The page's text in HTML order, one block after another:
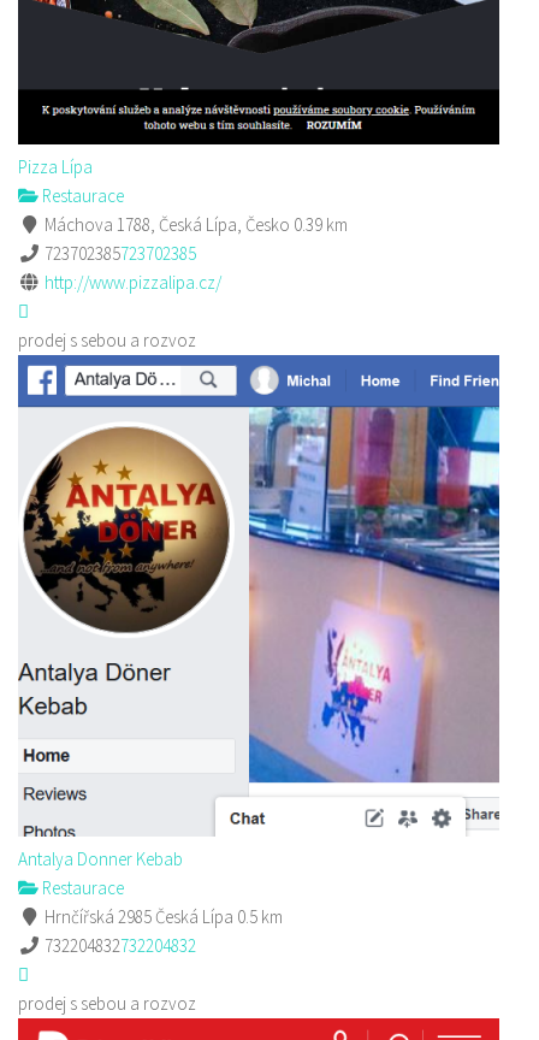
Pizza Lípa
Restaurace
Máchova 1788, Česká Lípa, Česko 0.39 km
723702385723702385
http://www.pizzalipa.cz/
prodej s sebou a rozvoz
Antalya Donner Kebab
Restaurace
Hrnčířská 2985 Česká Lípa 0.5 km
732204832732204832
prodej s sebou a rozvoz